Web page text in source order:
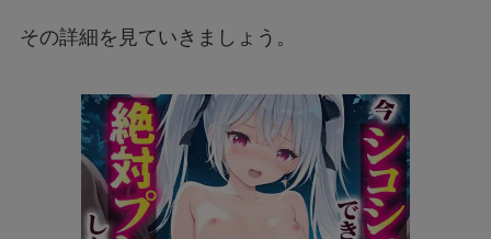
その詳細を見ていきましょう。